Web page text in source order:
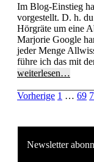
Im Blog-Einstieg
vorgestellt. D. h.
Hörgräte um eine
Marjorie Google
jeder Menge
führe ich das mit
weiterlesen…
Vorherige 1 … 69
Newsletter